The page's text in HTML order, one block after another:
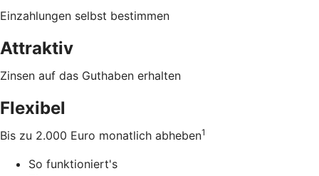
Einzahlungen selbst bestimmen
Attraktiv
Zinsen auf das Guthaben erhalten
Flexibel
Bis zu 2.000 Euro monatlich abheben1
So funktioniert's